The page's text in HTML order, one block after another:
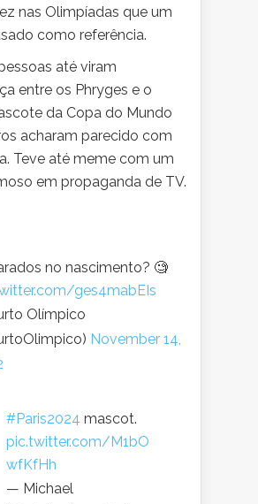
nas Olimpíadas que um
como referência.
até viram
entre os Phryges e o
da Copa do Mundo
acharam parecido com
Teve até meme com um
em propaganda de TV.
no nascimento? 🧐
ges4mabEIs
Olímpico
November 14,
#Paris2024 mascot.
pic.twitter.com/M1bO
wfKfHh
— Michael